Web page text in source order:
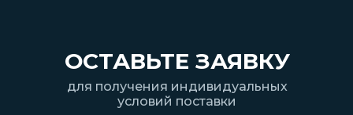
для получения индивидуальных
условий поставки
ОСТАВЬТЕ ЗАЯВКУ